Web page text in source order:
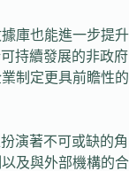
庫也能進一步提升
持續發展的非政府
制定更具前瞻性的
演著不可或缺的角
及與外部機構的合